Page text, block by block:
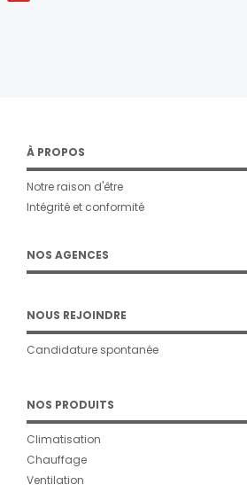
À PROPOS
Notre raison d'être
Intégrité et conformité
NOS AGENCES
NOUS REJOINDRE
Candidature spontanée
NOS PRODUITS
Climatisation
Chauffage
Ventilation